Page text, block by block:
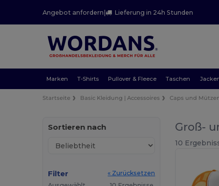
Angebot anfordern| Lieferung in 24h Stunden
Marken T-Shirts Pullover & Fleece Taschen
Startseite Basic Kleidung | Accessoires Caps und
Sortieren nach
Filter
« Zurücksetzen
Groß-
10